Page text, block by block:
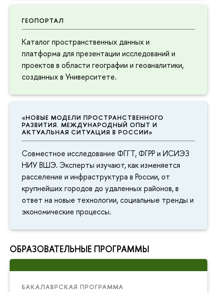
ГЕОПОРТАЛ
Каталог пространственных данных и
платформа для презентации исследований и
проектов в области географии и геоаналитики,
созданных в Университете.
«НОВЫЕ МОДЕЛИ ПРОСТРАНСТВЕННОГО
РАЗВИТИЯ. МЕЖДУНАРОДНЫЙ ОПЫТ И
АКТУАЛЬНАЯ СИТУАЦИЯ В РОССИИ»
Совместное исследование ФГГТ, ФГРР и ИСИЭЗ
НИУ ВШЭ. Эксперты изучают, как изменяется
расселение и инфраструктура в России, от
крупнейших городов до удаленных районов, в
ответ на новые технологии, социальные тренды и
экономические процессы.
ОБРАЗОВАТЕЛЬНЫЕ ПРОГРАММЫ
БАКАЛАВРСКАЯ ПРОГРАММА